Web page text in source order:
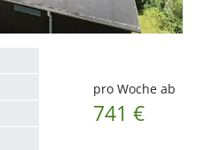
pro Woche ab
741 €